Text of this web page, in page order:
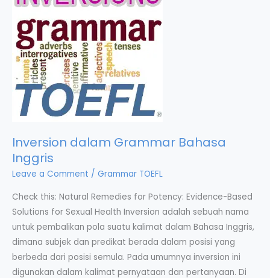
Inversion dalam Grammar Bahasa
Inggris
Leave a Comment / Grammar TOEFL
Check this: Natural Remedies for Potency: Evidence-Based
Solutions for Sexual Health Inversion adalah sebuah nama
untuk pembalikan pola suatu kalimat dalam Bahasa Inggris,
dimana subjek dan predikat berada dalam posisi yang
berbeda dari posisi semula. Pada umumnya inversion ini
digunakan dalam kalimat pernyataan dan pertanyaan. Di